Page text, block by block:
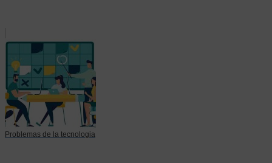
Problemas de la tecnologia